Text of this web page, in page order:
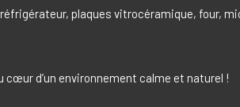
plaques vitrocéramique, four,
cœur d’un environnement calme et naturel !